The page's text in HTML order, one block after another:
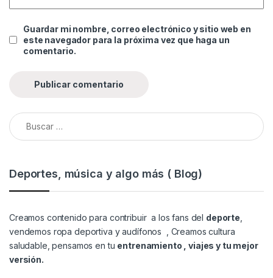
Guardar mi nombre, correo electrónico y sitio web en
este navegador para la próxima vez que haga un
comentario.
Buscar:
Deportes, música y algo más ( Blog)
Creamos contenido para contribuir a los fans del deporte,
vendemos ropa deportiva y audífonos , Creamos cultura
saludable, pensamos en tu entrenamiento , viajes y tu mejor
versión.